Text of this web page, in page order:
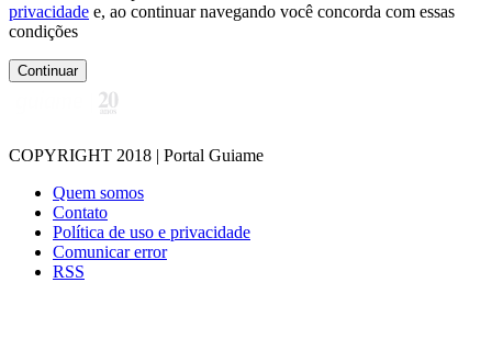
privacidade e, ao continuar navegando você concorda com essas
condições
Continuar
COPYRIGHT 2018 | Portal Guiame
Quem somos
Contato
Política de uso e privacidade
Comunicar error
RSS